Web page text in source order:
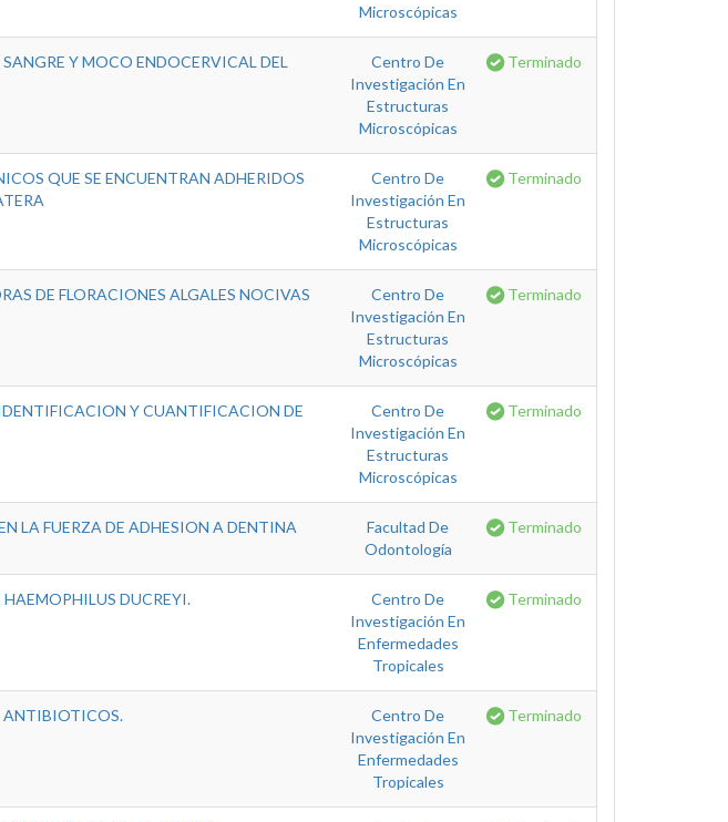
Microscópicas
Y MOCO ENDOCERVICAL DEL
Centro De
Investigación En
Estructuras
Microscópicas
Terminado
QUE SE ENCUENTRAN ADHERIDOS
Centro De
Investigación En
Estructuras
Microscópicas
Terminado
DE FLORACIONES ALGALES NOCIVAS
Centro De
Investigación En
Estructuras
Microscópicas
Terminado
Y CUANTIFICACION DE
Centro De
Investigación En
Estructuras
Microscópicas
Terminado
LA FUERZA DE ADHESION A DENTINA
Facultad De
Odontología
Terminado
DUCREYI.
Centro De
Investigación En
Enfermedades
Tropicales
Terminado
ANTIBIOTICOS.
Centro De
Investigación En
Enfermedades
Tropicales
Terminado